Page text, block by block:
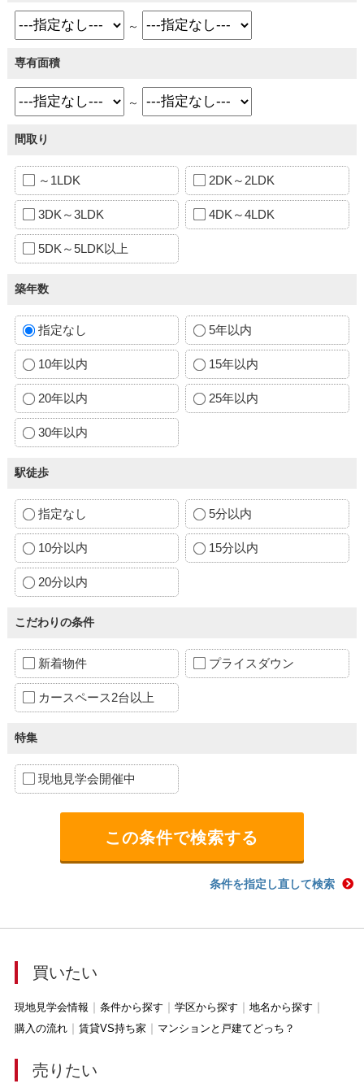
～
専有面積
～
間取り
～1LDK 2DK～2LDK
3DK～3LDK 4DK～4LDK
5DK～5LDK以上
築年数
指定なし 5年以内
10年以内 15年以内
20年以内 25年以内
30年以内
駅徒歩
指定なし 5分以内
10分以内 15分以内
20分以内
こだわりの条件
新着物件 プライスダウン
カースペース2台以上
特集
現地見学会開催中
条件を指定し直して検索
買いたい
現地見学会情報 条件から探す 学区から探す
地名から探す
購入の流れ
賃貸VS持ち家 マンションと戸建てどっち？
売りたい